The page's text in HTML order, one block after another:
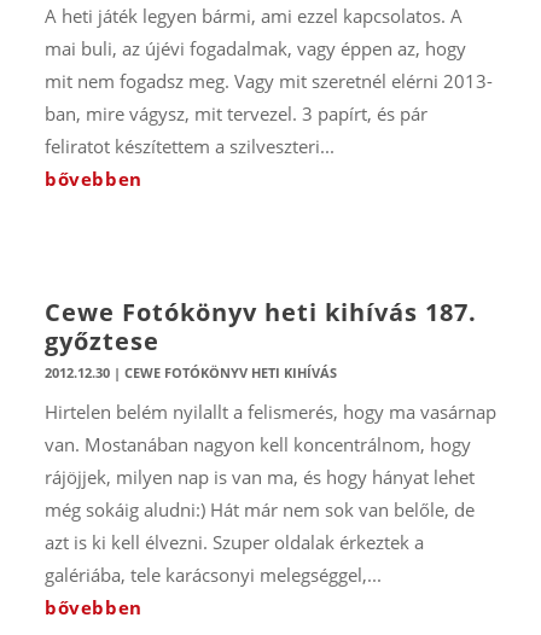
A heti játék legyen bármi, ami ezzel kapcsolatos. A
mai buli, az újévi fogadalmak, vagy éppen az, hogy
mit nem fogadsz meg. Vagy mit szeretnél elérni 2013-
ban, mire vágysz, mit tervezel. 3 papírt, és pár
feliratot készítettem a szilveszteri...
bővebben
Cewe Fotókönyv heti kihívás 187.
győztese
2012.12.30| CEWE FOTÓKÖNYV HETI KIHÍVÁS
Hirtelen belém nyilallt a felismerés, hogy ma vasárnap
van. Mostanában nagyon kell koncentrálnom, hogy
rájöjjek, milyen nap is van ma, és hogy hányat lehet
még sokáig aludni:) Hát már nem sok van belőle, de
azt is ki kell élvezni. Szuper oldalak érkeztek a
galériába, tele karácsonyi melegséggel,...
bővebben